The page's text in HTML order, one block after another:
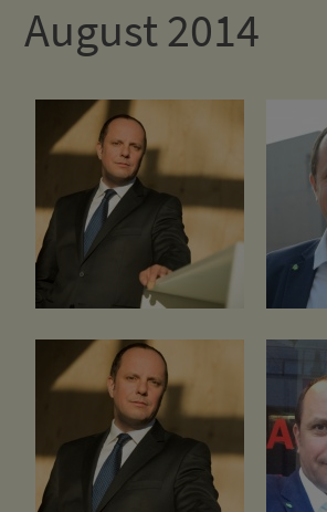
August 2014